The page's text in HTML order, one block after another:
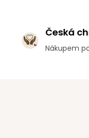
Česká
Nákupem